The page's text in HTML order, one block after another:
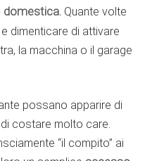
domestica. Quante volte
dimenticare di attivare
la macchina o il garage
possano apparire di
costare molto care.
“il compito” ai